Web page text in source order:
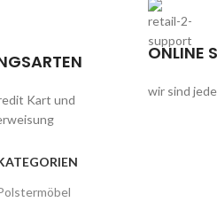
Kart und
ONLINE
wir sind